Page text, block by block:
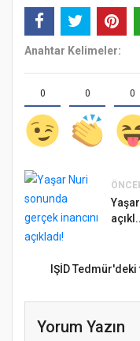
Anahtar Kelimeler:
0 0 0
IŞİD
Yorum Yazın